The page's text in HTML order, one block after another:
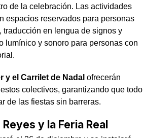
de la celebración. Las actividades
espacios reservados para personas
traducción en lengua de signos y
lumínico y sonoro para personas con
y el Carrilet de Nadal ofrecerán
colectivos, garantizando que todo
de las fiestas sin barreras.
y la Feria Real